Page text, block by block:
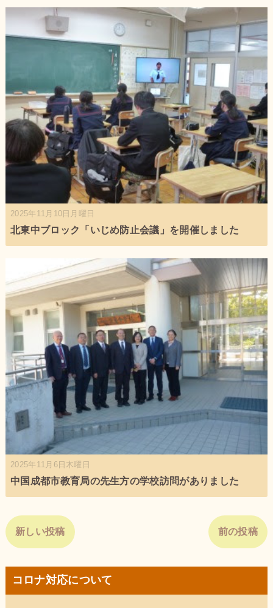
2025年11月10日月曜日
北東中ブロック「いじめ防止会議」を開催しました
2025年11月6日木曜日
中国成都市教育局の先生方の学校訪問がありました
新しい投稿 前の投稿
コロナ対応について